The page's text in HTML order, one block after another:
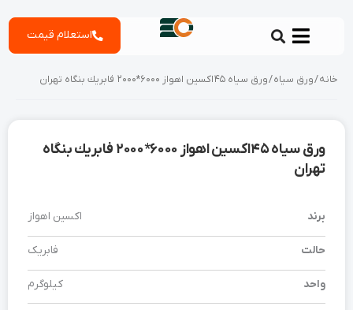
استعلام قیمت
خانه/ورق سیاه/ ورق سیاه 45 اکسین اهواز 6000*2000 فابريك بنگاه تهران
ورق سیاه 45 اکسین اهواز 6000*2000 فابريك بنگاه
تهران
برند اکسین اهواز
حالت فابریک
واحد کیلوگرم